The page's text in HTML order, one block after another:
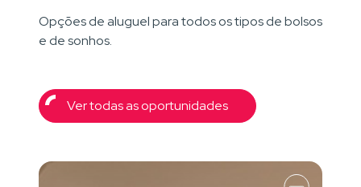
Opções de aluguel para todos os tipos de bolsos
e de sonhos.
Ver todas as oportunidades